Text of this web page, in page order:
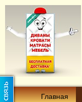
Главная